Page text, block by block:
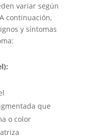
variar según
continuación,
y síntomas
que
o color